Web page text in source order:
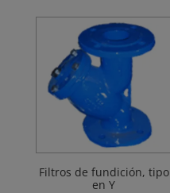
Filtros de fundición, tipo
en Y